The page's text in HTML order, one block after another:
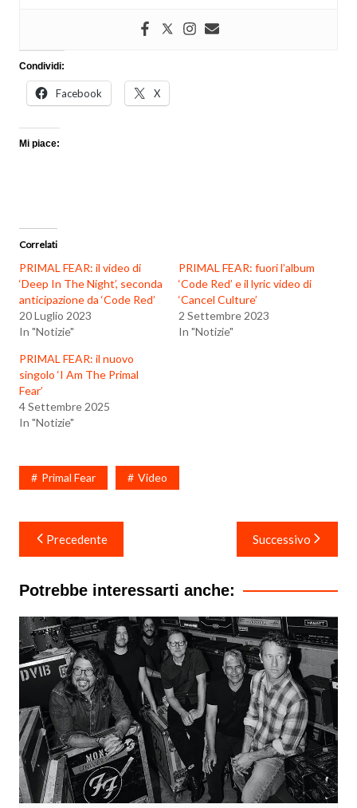
Condividi:
Facebook X
Mi piace:
Correlati
PRIMAL FEAR: il video di
‘Deep In The Night’, seconda
anticipazione da ‘Code Red’
20 Luglio 2023
In "Notizie"
PRIMAL FEAR: fuori l’album
‘Code Red’ e il lyric video di
‘Cancel Culture’
2 Settembre 2023
In "Notizie"
PRIMAL FEAR: il nuovo
singolo ‘I Am The Primal
Fear’
4 Settembre 2025
In "Notizie"
Primal Fear Video
Navigazione
articoli
Precedente Successivo
Potrebbe interessarti anche: